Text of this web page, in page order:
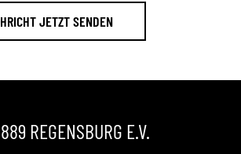
REGENSBURG E.V.